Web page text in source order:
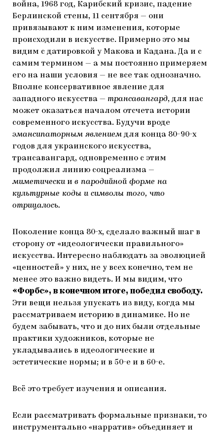
война, 1968 год, Карибский кризис, падение
Берлинской стены, 11 сентября — они
привязывают к ним изменения, которые
происходили в искусстве. Примерно это мы
видим с датировкой у Макова и Кадана. Да и с
самим термином — а мы постоянно примеряем
его на наши условия — не все так однозначно.
Вполне консервативное явление для
западного искусства — трансавангард, для нас
может оказаться началом отсчета истории
современного искусства. Будучи вроде
эмансипаторным явлением для конца 80-90-х
годов для украинского искусства,
трансавангард, одновременно с этим
продолжил линию соцреализма —
миметически и в пародийной форме на
культурные коды и символы того, что
отрицалось.
Поколение конца 80-х, сделало важный шаг в
сторону от «идеологически правильного»
искусства. Интересно наблюдать за эволюцией
«ценностей» у них, не у всех конечно, тем не
менее это важно видеть. И мы видим, что
«Форбс», в конечном итоге, победил свободу.
Эти вещи нельзя упускать из виду, когда мы
рассматриваем историю в динамике. Но не
будем забывать, что и до них были отдельные
практики художников, которые не
укладывались в идеологические и
эстетические нормы; и в 50-е и в 60-е.
Всё это требует изучения и описания.
Если рассматривать формальные признаки, то
инструментально «нарратив» объединяет и